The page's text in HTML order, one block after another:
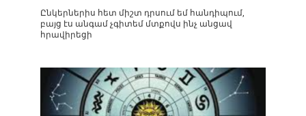
Ընկերներիս հետ միշտ դրսում եմ հանդիպում,
բայց էս անգամ չգիտեմ մտքովս ինչ անցավ
հրավիրեցի